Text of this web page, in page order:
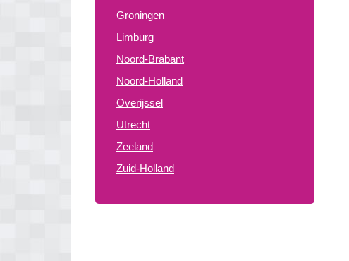
Groningen
Limburg
Noord-Brabant
Noord-Holland
Overijssel
Utrecht
Zeeland
Zuid-Holland